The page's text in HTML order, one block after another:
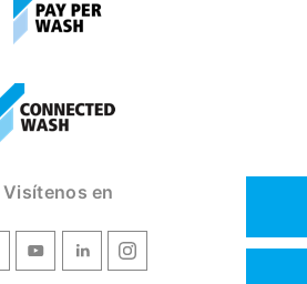
Visítenos en